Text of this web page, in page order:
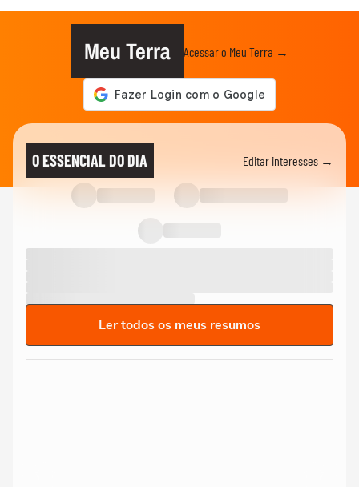
Meu Terra Acessar o Meu Terra →
O ESSENCIAL DO DIA Editar interesses →
Ler todos os meus resumos